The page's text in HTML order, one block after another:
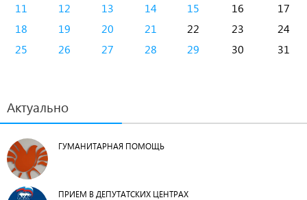
11
12 13 14 15 16
17
18
19 20 21 22 23
24
25
26 27 28 29 30 31
Актуально
ГУМАНИТАРНАЯ ПОМОЩЬ
ПРИЕМ В ДЕПУТАТСКИХ ЦЕНТРАХ